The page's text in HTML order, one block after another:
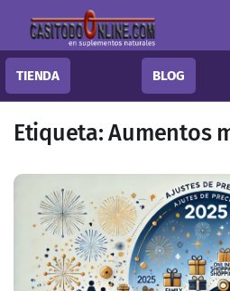
TIENDA BLOG
Etiqueta:Aumentos